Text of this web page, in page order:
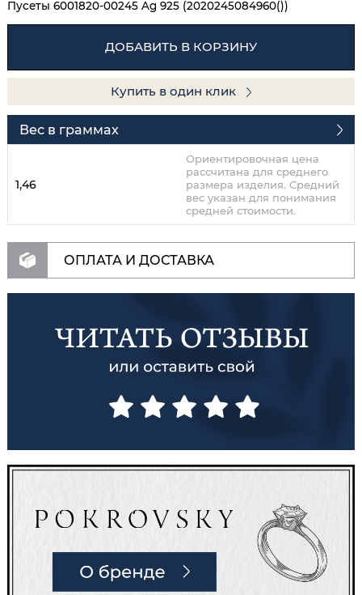
Пусеты 6001820-00245 Ag 925 (2020245084960())
ДОБАВИТЬ В КОРЗИНУ
Купить в один клик
Вес в граммах
1,46
Ориентировочная цена
рассчитана для среднего
размера изделия. Средний
вес указан для понимания
средней стоимости.
ОПЛАТА И ДОСТАВКА